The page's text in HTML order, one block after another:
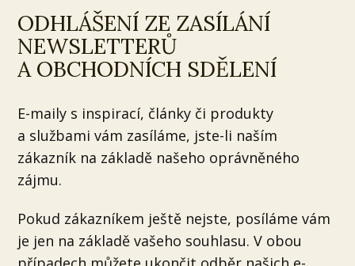
ODHLÁŠENÍ ZE ZASÍLÁNÍ
NEWSLETTERŮ
A OBCHODNÍCH SDĚLENÍ
E-maily s inspirací, články či produkty
a službami vám zasíláme, jste-li naším
zákazník na základě našeho oprávněného
zájmu.
Pokud zákazníkem ještě nejste, posíláme vám
je jen na základě vašeho souhlasu. V obou